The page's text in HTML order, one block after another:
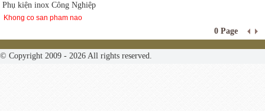
Phụ kiện inox Công Nghiệp
Khong co san pham nao
0 Page
© Copyright 2009 - 2026 All rights reserved.